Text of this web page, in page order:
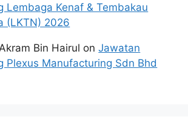
Lembaga Kenaf & Tembakau
(LKTN) 2026
Bin Hairul onJawatan
Plexus Manufacturing Sdn Bhd